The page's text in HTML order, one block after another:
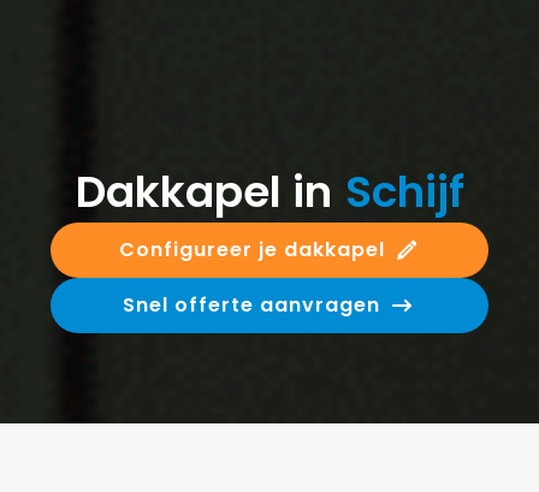
Dakkapel in Schijf
Configureer je dakkapel
Snel offerte aanvragen